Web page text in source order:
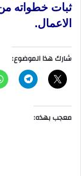
ثبات خطواته
الاعمال.
شارك هذا الموضوع:
معجب بهذه: